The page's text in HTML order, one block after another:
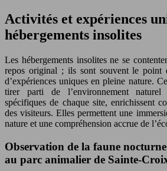
Activités et expériences
hébergements insolites
Les hébergements insolites ne se
repos original ; ils sont souvent le point
d’expériences uniques en pleine nature.
tirer parti de l’environnement naturel
spécifiques de chaque site, enrichissent
des visiteurs. Elles permettent une
nature et une compréhension accrue de
Observation de la faune
au parc animalier de Sainte-